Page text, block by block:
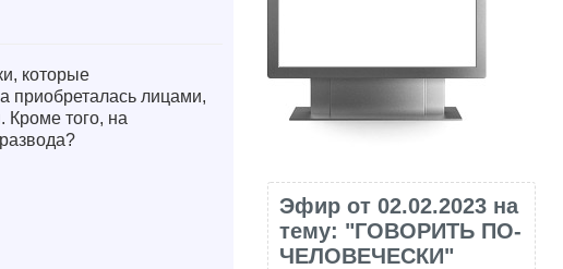
которые
приобреталась лицами,
того, на
Эфир от 02.02.2023 на
тему: "ГОВОРИТЬ ПО-
ЧЕЛОВЕЧЕСКИ"